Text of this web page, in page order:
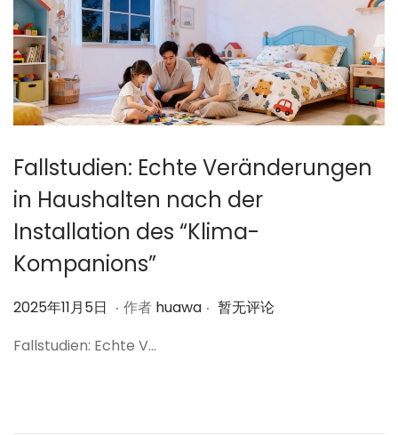
Fallstudien: Echte Veränderungen
in Haushalten nach der
Installation des “Klima-
Kompanions”
作
2025年11月5日 2
2
. 作者 huawa . 暂无评论
Fallstudien: Echte V…